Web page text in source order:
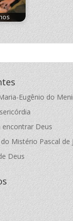
Eugênio do
encontrar Deus
Mistério Pascal de
Deus